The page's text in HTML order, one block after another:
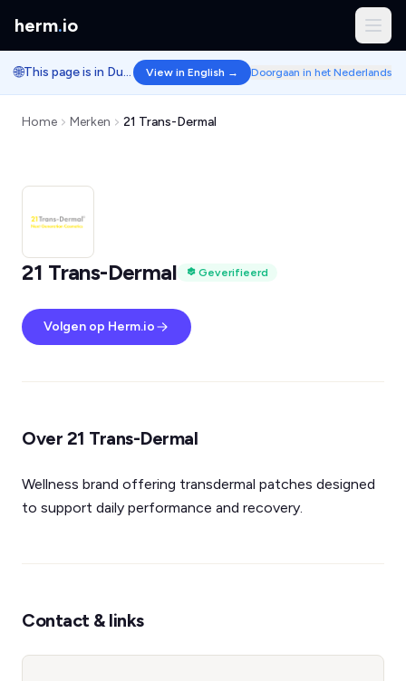
herm.io
🌐 This page is in Dutch. View in English → Doorgaan in het Nederlands
Home Merken 21 Trans-Dermal
21 Trans-Dermal Geverifieerd
Volgen op Herm.io
Over 21 Trans-Dermal
Wellness brand offering transdermal patches designed
to support daily performance and recovery.
Contact & links